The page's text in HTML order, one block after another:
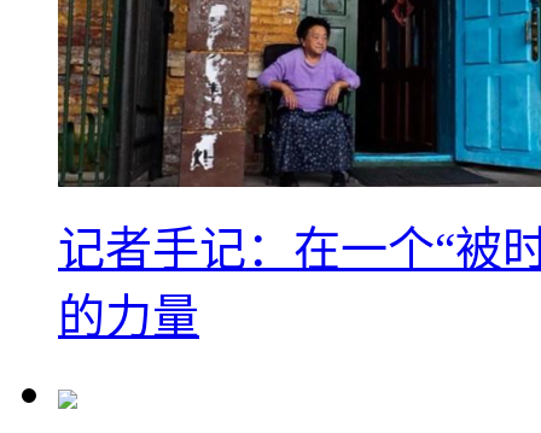
记者手记：在一个“被
的力量